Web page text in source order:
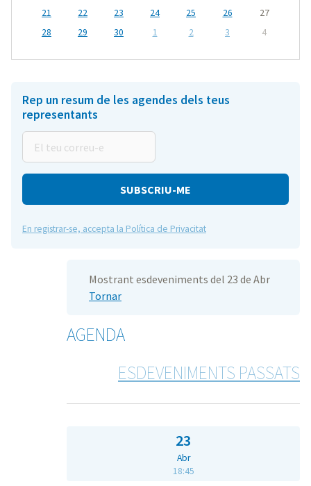
21
22 23 24 25 26
27
28
29 30 1 2 3 4
Rep un resum de les agendes dels teus
representants
teu
correu-
En registrar-se, accepta la Política de Privacitat
Mostrant esdeveniments del 23 de Abr
Tornar
AGENDA
ESDEVENIMENTS PASSATS
23
Abr
18:45